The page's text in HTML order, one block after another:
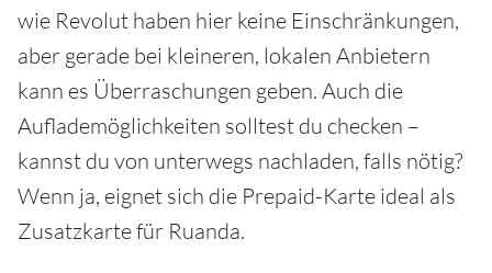
wie Revolut haben hier keine Einschränkungen,
aber gerade bei kleineren, lokalen Anbietern
kann es Überraschungen geben. Auch die
Auflademöglichkeiten solltest du checken –
kannst du von unterwegs nachladen, falls nötig?
Wenn ja, eignet sich die Prepaid-Karte ideal als
Zusatzkarte für Ruanda.